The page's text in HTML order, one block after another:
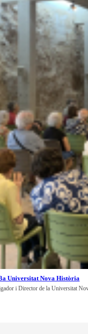
Universitat Nova Història
i Director de la Universitat